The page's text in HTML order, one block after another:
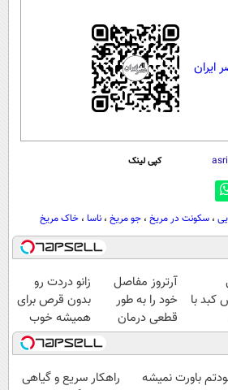
ایران
کپی لینک
، سکونت در مریخ ، جو مریخ ، ناسا ، خاک مریخ
با
تا
آرتروز مفاصل
خود را به طور
قطعی درمان
کنید!
◗پرسش‌نامه◖
زانو دردت رو
بدون قرص برای
همیشه خوب
کن! (قدم اول،
پرسش‌نامه)
باورت نمیشه
راهکار سریع و گیاهی